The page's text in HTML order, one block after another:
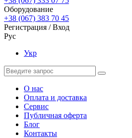
Оборудование
+38 (067) 383 70 45
Регистрация / Вход
Рус
Укр
О нас
Оплата и доставка
Сервис
Публичная оферта
Блог
Контакты